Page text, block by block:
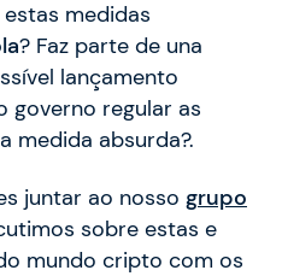
medidas
? Faz parte de una
lançamento
governo regular as
medida absurda?.
juntar ao nosso grupo
sobre estas e
mundo cripto com os